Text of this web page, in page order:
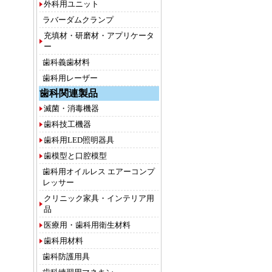
外科用ユニット
ラバーダムクランプ
充填材・研磨材・アプリケータ
ー
歯科義歯材料
歯科用レーザー
歯科関連製品
滅菌・消毒機器
歯科技工機器
歯科用LED照明器具
歯模型と口腔模型
歯科用オイルレス エアーコンプ
レッサー
クリニック家具・インテリア用
品
医療用・歯科用衛生材料
歯科用材料
歯科防護用具